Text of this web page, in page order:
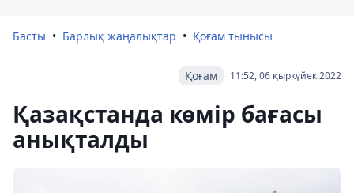
Басты Барлық жаңалықтар Қоғам тынысы
11:52, 06 қыркүйек 2022
Қоғам
Қазақстанда көмір бағасы
анықталды